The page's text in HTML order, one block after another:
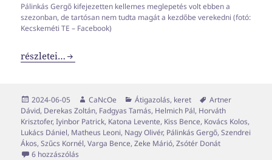
Pálinkás Gergő kifejezetten kellemes meglepetés volt ebben a
szezonban, de tartósan nem tudta magát a kezdőbe verekedni (fotó:
Kecskeméti TE – Facebook)
A tavalyi szezon transzferei kevésbé voltak extrák, mint
részletei…
Közzétéve
2024-06-05 Szerző
CaNcOe Kategória
Átigazolás, keret Címke
Artner
Dávid, Derekas Zoltán, Fadgyas Tamás, Helmich Pál, Horváth
Krisztofer,Iyinbor Patrick, Katona Levente, Kiss Bence, Kovács Kolos,
Lukács Dániel, Matheus Leoni, Nagy Olivér, Pálinkás Gergő,Szendrei
Ákos,Szűcs Kornél,Varga Bence,Zeke Márió,Zsótér Donát
6 hozzászólás